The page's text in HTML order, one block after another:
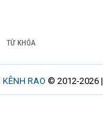
TỪ KHÓA
KÊNH RAO © 2012-2026 |